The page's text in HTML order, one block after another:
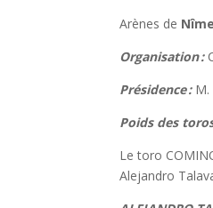
Arènes de
Organisation :
Présidence : M.
Poids des
Le toro
Alejandro